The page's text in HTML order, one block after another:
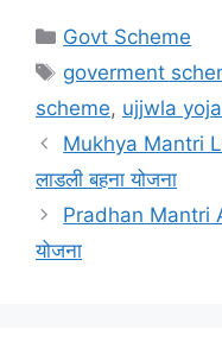
Categories
Govt Scheme
Tags
goverment
scheme, ujjwla
Mukhya Mantri
लाडली बहना योजना
Pradhan Mantri
योजना